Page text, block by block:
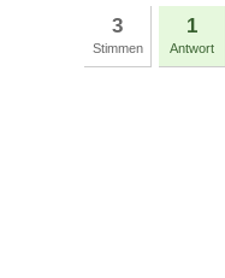
3
Stimmen
1
Antwort